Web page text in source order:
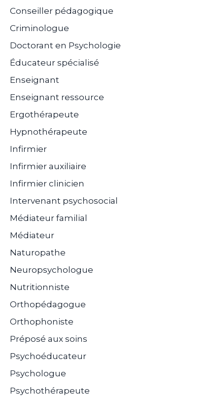
Conseiller pédagogique
Criminologue
Doctorant en Psychologie
Éducateur spécialisé
Enseignant
Enseignant ressource
Ergothérapeute
Hypnothérapeute
Infirmier
Infirmier auxiliaire
Infirmier clinicien
Intervenant psychosocial
Médiateur familial
Médiateur
Naturopathe
Neuropsychologue
Nutritionniste
Orthopédagogue
Orthophoniste
Préposé aux soins
Psychoéducateur
Psychologue
Psychothérapeute